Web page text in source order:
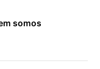
somos